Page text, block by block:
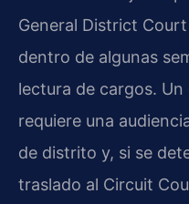
General District
dentro de algunas
lectura de cargos.
requiere una
de distrito y, si se
traslado al Circuit